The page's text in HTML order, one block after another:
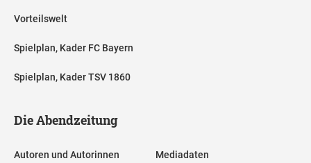
Vorteilswelt
Spielplan, Kader FC Bayern
Spielplan, Kader TSV 1860
Die Abendzeitung
Autoren und Autorinnen Mediadaten